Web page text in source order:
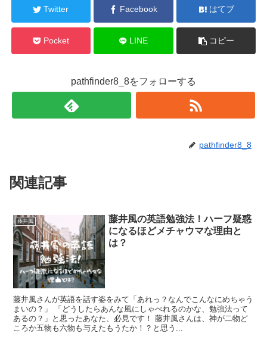
Twitter Facebook はてブ
Pocket LINE コピー
pathfinder8_8をフォローする
pathfinder8_8
関連記事
藤井風
藤井風の英語勉強法！ハーフ疑惑
になるほどメチャウマな理由と
は？
藤井風さんが英語を話す姿をみて「あれっ？なんでこんなにめちゃう
まいの？」 「どうしたらあんな風にしゃべれるのかな、勉強法って
あるの？」と思ったあなた、必見です！ 藤井風さんは、神が二物ど
ころか五物も六物も与えたもうたか！？と思う...